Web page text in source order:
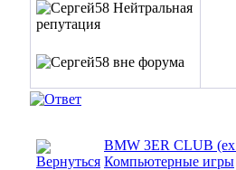
BMW 3ER CLUB
Компьютерные игры